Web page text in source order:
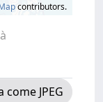
contributors.
come JPEG